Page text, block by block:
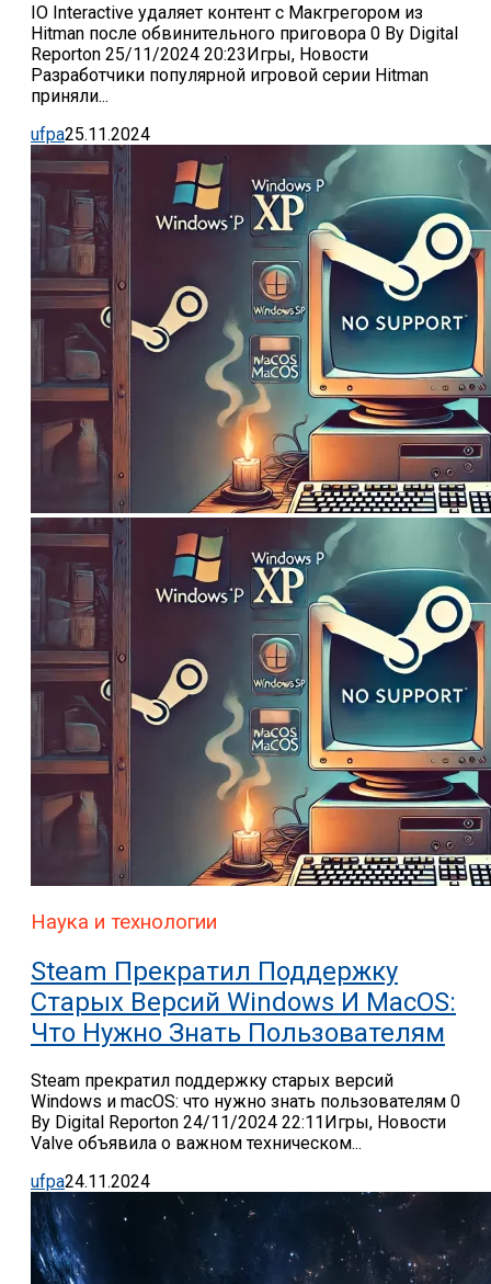
IO Interactive удаляет контент с Макгрегором из
Hitman после обвинительного приговора 0 By Digital
Reporton 25/11/2024 20:23Игры, Новости
Разработчики популярной игровой серии Hitman
приняли...
ufpa25.11.2024
Наука и технологии
Steam Прекратил Поддержку
Старых Версий Windows И MacOS:
Что Нужно Знать Пользователям
Steam прекратил поддержку старых версий
Windows и macOS: что нужно знать пользователям 0
By Digital Reporton 24/11/2024 22:11Игры, Новости
Valve объявила о важном техническом...
ufpa24.11.2024